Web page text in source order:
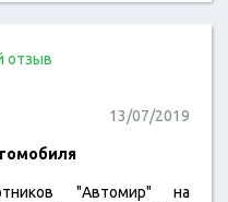
и страховок. Дмитрий
отзыв
13/07/2019
"Автомир" на